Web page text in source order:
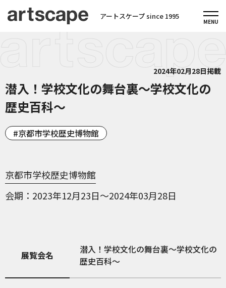
アートスケープ since 1995
2024年02月28日掲載
潜入！学校文化の舞台裏～学校文化の
歴史百科～
京都市学校歴史博物館
京都市学校歴史博物館
会期
2023年12月23日～2024年03月28日
展覧会名
潜入！学校文化の舞台裏～学校文化の
歴史百科～